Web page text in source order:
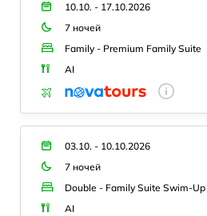
10.10. - 17.10.2026
7 ночей
Family - Premium Family Suite
AI
03.10. - 10.10.2026
7 ночей
Double - Family Suite Swim-Up
AI